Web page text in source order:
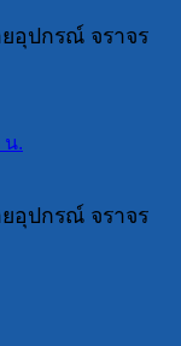
อุปกรณ์ จราจร
น.
อุปกรณ์ จราจร